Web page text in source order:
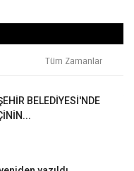
Tüm Zamanlar
BELEDİYESİ'NDE